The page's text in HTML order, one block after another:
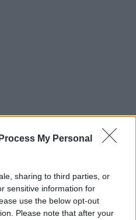
My Personal
sharing to third parties, or
sensitive information for
use the below opt-out
Please note that after your